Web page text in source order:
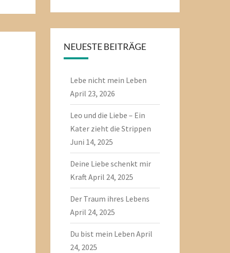
NEUESTE BEITRÄGE
Lebe nicht mein Leben
April 23, 2026
Leo und die Liebe – Ein
Kater zieht die Strippen
Juni 14, 2025
Deine Liebe schenkt mir
KraftApril 24, 2025
Der Traum ihres Lebens
April 24, 2025
Du bist mein Leben April
24, 2025